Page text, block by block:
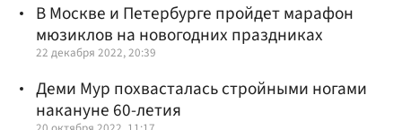
В Москве и Петербурге пройдет марафон
мюзиклов на новогодних праздниках
22 декабря 2022, 20:39
Деми Мур похвасталась стройными ногами
накануне 60-летия